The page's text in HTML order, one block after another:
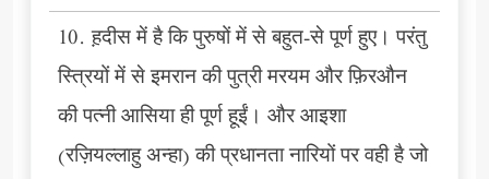
10. ह़दीस में है कि पुरुषों में से बहुत-से पूर्ण हुए। परंतु
स्त्रियों में से इमरान की पुत्री मरयम और फ़िरऔन
की पत्नी आसिया ही पूर्ण हूईं। और आइशा
(रज़ियल्लाहु अन्हा) की प्रधानता नारियों पर वही है जो